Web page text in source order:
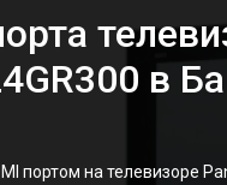
в
портом на телевизоре